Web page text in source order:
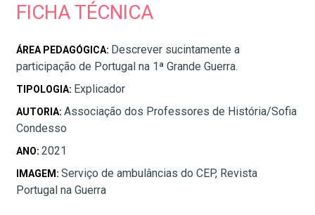
FICHA TÉCNICA
ÁREA PEDAGÓGICA: Descrever sucintamente a
participação de Portugal na 1ª Grande Guerra.
TIPOLOGIA: Explicador
AUTORIA: Associação dos Professores de História/Sofia
Condesso
ANO: 2021
IMAGEM: Serviço de ambulâncias do CEP, Revista
Portugal na Guerra